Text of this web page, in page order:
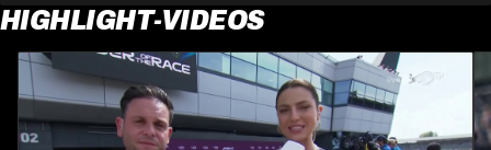
HIGHLIGHT-VIDEOS